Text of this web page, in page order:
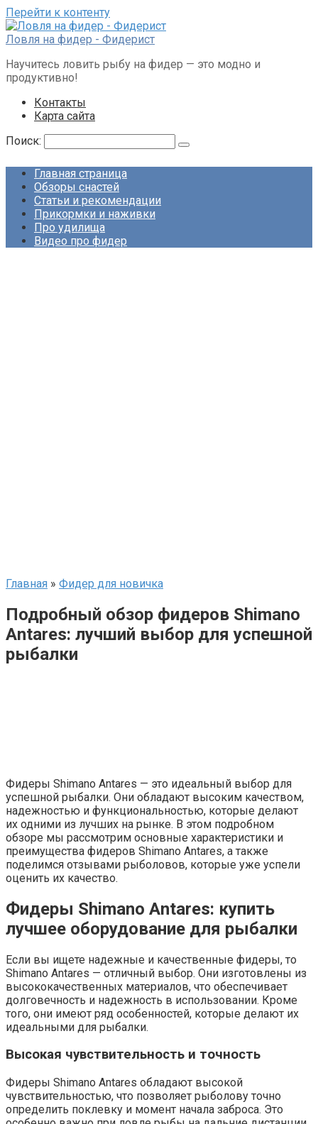
Перейти к контенту
Ловля на фидер - Фидерист
Научитесь ловить рыбу на фидер — это модно и
продуктивно!
Контакты
Карта сайта
Поиск:
Главная страница
Обзоры снастей
Статьи и рекомендации
Прикормки и наживки
Про удилища
Видео про фидер
Главная » Фидер для новичка
Подробный обзор фидеров Shimano
Antares: лучший выбор для успешной
рыбалки
Фидеры Shimano Antares — это идеальный выбор для
успешной рыбалки. Они обладают высоким качеством,
надежностью и функциональностью, которые делают
их одними из лучших на рынке. В этом подробном
обзоре мы рассмотрим основные характеристики и
преимущества фидеров Shimano Antares, а также
поделимся отзывами рыболовов, которые уже успели
оценить их качество.
Фидеры Shimano Antares: купить
лучшее оборудование для рыбалки
Если вы ищете надежные и качественные фидеры, то
Shimano Antares — отличный выбор. Они изготовлены из
высококачественных материалов, что обеспечивает
долговечность и надежность в использовании. Кроме
того, они имеют ряд особенностей, которые делают их
идеальными для рыбалки.
Высокая чувствительность и точность
Фидеры Shimano Antares обладают высокой
чувствительностью, что позволяет рыболову точно
определить поклевку и момент начала заброса. Это